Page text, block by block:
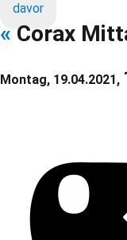
davor
« Corax
Montag, 19.04.2021,